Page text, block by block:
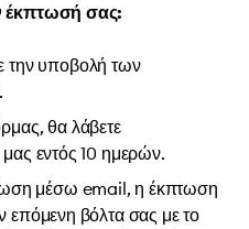
έκπτωσή σας:
την υποβολή των
θα λάβετε
εντός 10 ημερών.
μέσω email, η έκπτωση
επόμενη βόλτα σας με το